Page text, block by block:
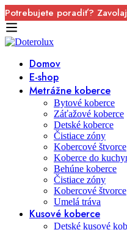
Potrebujete poradiť?
Domov
E-shop
Metrážne koberce
Bytové koberce
Záťažové koberce
Detské koberce
Čistiace zóny
Kobercové štvorce
Koberce do
Behúne koberce
Čistiace zóny
Kobercové štvorce
Umelá tráva
Kusové koberce
Detské kusové